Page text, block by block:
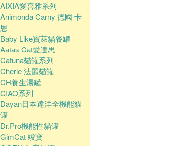
AIXIA愛喜雅系列
Animonda Carny 德國 卡
恩
Baby Like寶萊貓餐罐
Aatas Cat愛達思
Catuna貓罐系列
Cherie 法麗貓罐
CH養生湯罐
CIAO系列
Dayan日本達洋全機能貓
罐
Dr.Pro機能性貓罐
GimCat 竣寶